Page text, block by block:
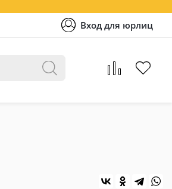
Вход для юрлиц